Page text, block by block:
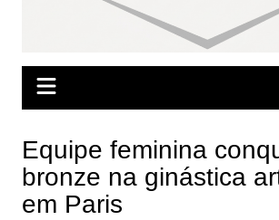
Equipe feminina
bronze na ginástica
em Paris